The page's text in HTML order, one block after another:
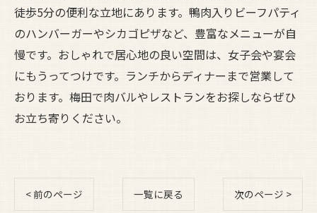
徒歩5分の便利な立地にあります。鴨肉入りビーフパティ
のハンバーガーやシカゴピザなど、豊富なメニューが自
慢です。おしゃれで居心地の良い空間は、女子会や宴会
にもうってつけです。ランチからディナーまで営業して
おります。梅田で肉バルやレストランをお探しならぜひ
お立ち寄りください。
< 前のページ 一覧に戻る 次のページ >